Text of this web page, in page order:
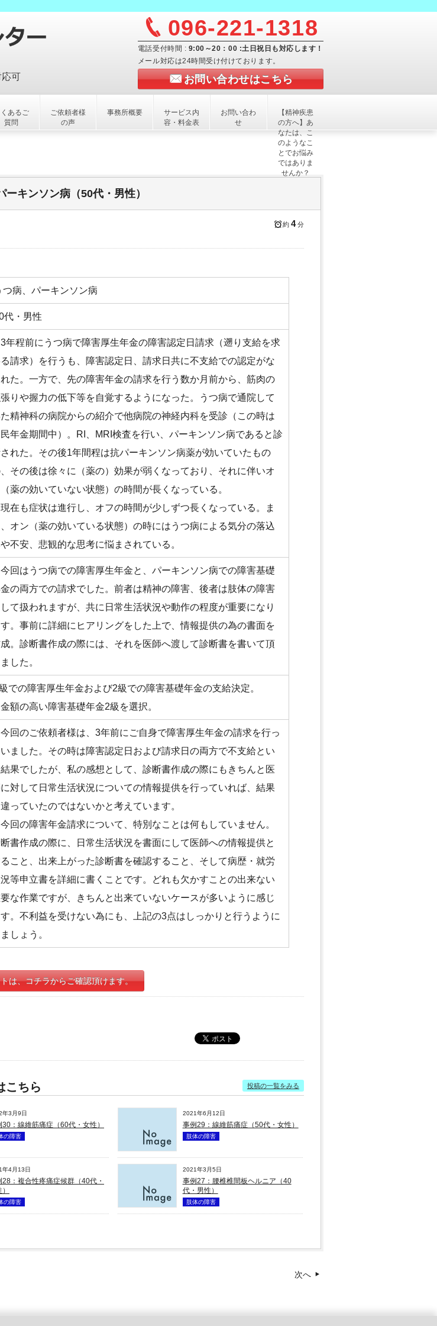
可
096-221-1318
電話受付時間 : 9:00～20：00 :土日祝日も対応します！
メール対応は24時間受け付けております。
お問い合わせはこちら
あるご
質問
ご依頼者様
の声
事務所概要
サービス内
容・料金表
お問い合わ
せ
【精神疾患
の方へ】あ
なたは、こ
のようなこ
とでお悩み
ではありま
せんか？
ーキンソン病（50代・男性）
約 4分
つ病、パーキンソン病
代・男性
程前にうつ病で障害厚生年金の障害認定日請求（遡り支給を求
請求）を行うも、障害認定日、請求日共に不支給での認定がな
れた。一方で、先の障害年金の請求を行う数か月前から、筋肉の
りや握力の低下等を自覚するようになった。うつ病で通院して
精神科の病院からの紹介で他病院の神経内科を受診（この時は
民年金期間中）。RI、MRI検査を行い、パーキンソン病であると診
された。その後1年間程は抗パーキンソン病薬が効いていたもの
その後は徐々に（薬の）効果が弱くなっており、それに伴いオ
薬の効いていない状態）の時間が長くなっている。
在も症状は進行し、オフの時間が少しずつ長くなっている。ま
オン（薬の効いている状態）の時にはうつ病による気分の落込
不安、悲観的な思考に悩まされている。
回はうつ病での障害厚生年金と、パーキンソン病での障害基礎
の両方での請求でした。前者は精神の障害、後者は肢体の障害
して扱われますが、共に日常生活状況や動作の程度が重要になり
す。事前に詳細にヒアリングをした上で、情報提供の為の書面を
。診断書作成の際には、それを医師へ渡して診断書を書いて頂
した。
での障害厚生年金および2級での障害基礎年金の支給決定。
額の高い障害基礎年金2級を選択。
回のご依頼者様は、3年前にご自身で障害厚生年金の請求を行っ
ました。その時は障害認定日および請求日の両方で不支給とい
結果でしたが、私の感想として、診断書作成の際にもきちんと医
対して日常生活状況についての情報提供を行っていれば、結果
っていたのではないかと考えています。
回の障害年金請求について、特別なことは何もしていません。
書作成の際に、日常生活状況を書面にして医師への情報提供と
こと、出来上がった診断書を確認すること、そして病歴・就労
等申立書を詳細に書くことです。どれも欠かすことの出来ない
な作業ですが、きちんと出来ていないケースが多いように感じ
す。不利益を受けない為にも、上記の3点はしっかりと行うように
しょう。
は、コチラからご確認頂けます。
こちら
年3月9日
30：線維筋痛症（60代・女性）
の障害
2021年6月12日
事例29：線維筋痛症（50代・女性）
肢体の障害
年4月13日
28：複合性疼痛症候群（40代・
の障害
2021年3月5日
事例27：腰椎椎間板ヘルニア（40
代・男性）
肢体の障害
投稿の一覧をみる
次へ